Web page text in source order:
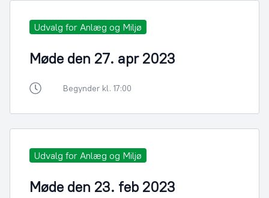
Udvalg for Anlæg og Miljø
Møde den 27. apr 2023
Begynder kl. 17:00
Udvalg for Anlæg og Miljø
Møde den 23. feb 2023